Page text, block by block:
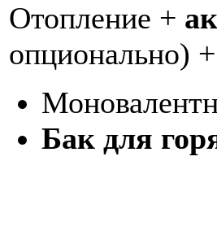
Отопление +
опционально)
Бак для